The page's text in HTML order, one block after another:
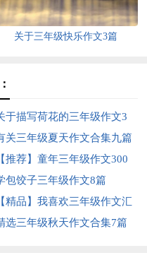
关于三年级快乐作文3篇
于描写荷花的三年级作文3
关三年级夏天作文合集九篇
【推荐】童年三年级作文300
篇
包饺子三年级作文8篇
【精品】我喜欢三年级作文汇
篇
选三年级秋天作文合集7篇